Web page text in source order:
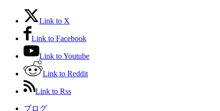
Link to X
Link to Facebook
Link to Youtube
Link to Reddit
Link to Rss
ブログ